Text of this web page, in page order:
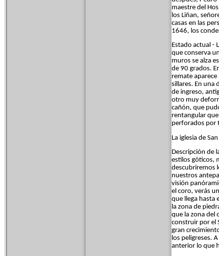
maestre del
los Liñan,
casas en las
1646, los
Estado actual -
que conserva
muros se alza
de 90 grados.
remate
sillares. En una
de ingreso,
otro muy
cañón, que
rentangular
perforados por
La iglesia de
Descripción de
estilos góticos,
descubriremos
nuestros
visión
el coro, verás
que llega hasta
la zona de
que la zona del
construir por el
gran
los peligreses.
anterior lo que